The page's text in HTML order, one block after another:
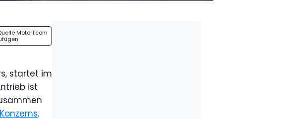
Motor1.com
startet im
ist
.